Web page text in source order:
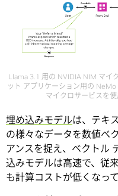
Llama 3.1 用の NVIDIA NIM マイ
ット アプリケーション用の
マイクロサービスを使
埋め込みモデルは、テキ
の様々なデータを数値ベ
アンスを捉え、ベクトル
込みモデルは高速で、従
も計算コストが低くなって